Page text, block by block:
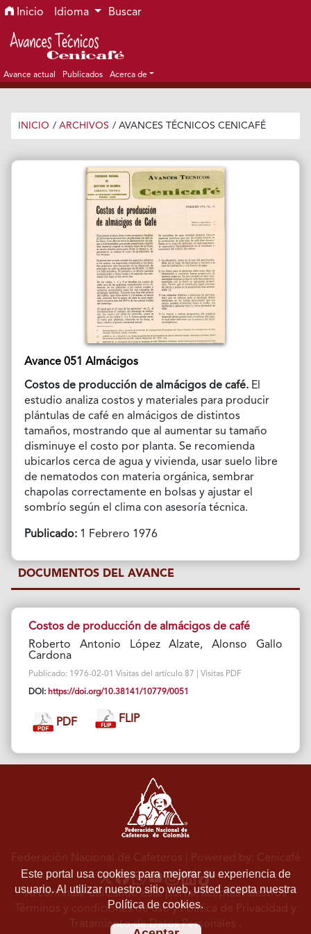
Ir al menú de navegación principal
Ir al contenido principal
Ir al pie de página del sitio
Inicio Idioma Buscar
Avance actual Publicados Acerca de
INICIO / ARCHIVOS / AVANCES TÉCNICOS CENICAFÉ
Avance 051 Almácigos
Costos de producción de almácigos de café. El
estudio analiza costos y materiales para producir
plántulas de café en almácigos de distintos
tamaños, mostrando que al aumentar su tamaño
disminuye el costo por planta. Se recomienda
ubicarlos cerca de agua y vivienda, usar suelo libre
de nematodos con materia orgánica, sembrar
chapolas correctamente en bolsas y ajustar el
sombrío según el clima con asesoría técnica.
Publicado:1 Febrero 1976
DOCUMENTOS DEL AVANCE
Costos de producción de almácigos de café
Roberto Antonio López Alzate, Alonso Gallo
Cardona
Publicado: 1976-02-01 Visitas del artículo 87 | Visitas PDF
DOI: https://doi.org/10.38141/10779/0051
PDF FLIP
Este portal usa cookies para mejorar su experiencia de
usuario. Al utilizar nuestro sitio web, usted acepta nuestra
Política de cookies.
Federación Nacional de Cafeteros | Powered by: Cenicafé
Al continuar utilizando este portal, aceptas nuestros
Términos y condiciones de usoyPolítica de Privacidad y
Tratamiento de Datos Personales